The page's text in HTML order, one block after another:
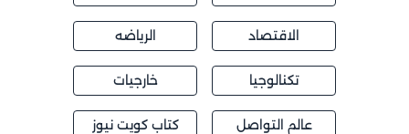
الاقتصاد الرياضه
تكنالوجيا خارجيات
عالم التواصل
كتاب كويت نيوز